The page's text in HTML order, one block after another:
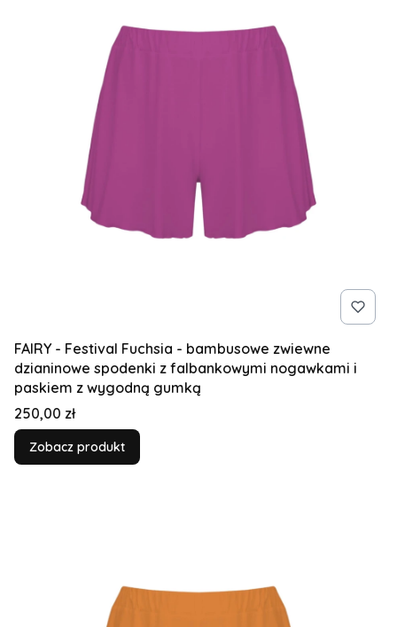
FAIRY - Festival Fuchsia - bambusowe zwiewne
dzianinowe spodenki z falbankowymi nogawkami i
paskiem z wygodną gumką
Cena
250,00 zł
Zobacz produkt